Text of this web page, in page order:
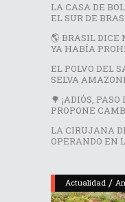
LA CASA DE
EL SUR DE
🌎 BRASIL DICE
YA HABÍA
EL POLVO DEL
SELVA
🌳 ¡ADIÓS,
PROPONE
LA CIRUJANA
OPERANDO EN
Actualidad /